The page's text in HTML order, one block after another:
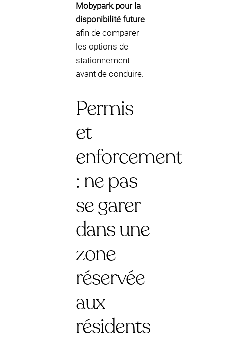
Mobypark pour la
disponibilité future
afin de comparer
les options de
stationnement
avant de conduire.
Permis
et
enforcement
: ne pas
se garer
dans une
zone
réservée
aux
résidents